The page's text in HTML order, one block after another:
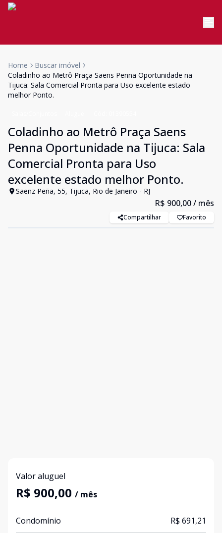
Home
Buscar imóvel
Coladinho ao Metrô Praça Saens Penna Oportunidade na
Tijuca: Sala Comercial Pronta para Uso excelente estado
melhor Ponto.
Coladinho ao Metrô Praça Saens
Penna Oportunidade na Tijuca: Sala
Comercial Pronta para Uso
excelente estado melhor Ponto.
Saenz Peña, 55, Tijuca, Rio de Janeiro - RJ
R$ 900,00/ mês
Compartilhar Favorito
Valor aluguel
R$ 900,00 / mês
Condomínio R$ 691,21